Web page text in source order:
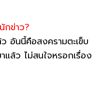
กข่าว?
อันนี้คือสงครามตะเข็บ
แล้ว ไม่สนใจหรอกเรื่อง